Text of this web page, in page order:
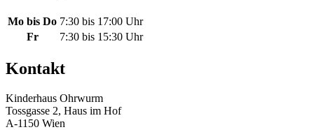
Mo bis Do 7:30 bis 17:00 Uhr
Fr
7:30 bis 15:30 Uhr
Kontakt
Kinderhaus Ohrwurm
Tossgasse 2, Haus im Hof
A-1150 Wien